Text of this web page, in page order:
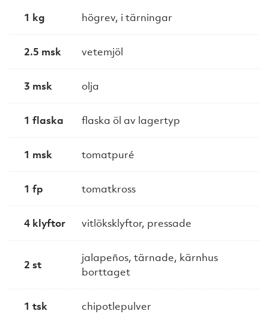
1 kg högrev, i tärningar
2.5 msk vetemjöl
3 msk olja
1 flaska flaska öl av lagertyp
1 msk tomatpuré
1 fp tomatkross
4 klyftor vitlöksklyftor, pressade
2 st
jalapeños, tärnade, kärnhus
borttaget
1 tsk chipotlepulver